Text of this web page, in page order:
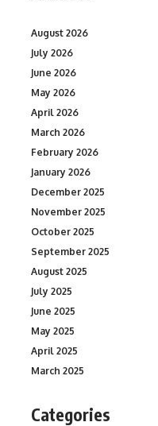
August 2026
July 2026
June 2026
May 2026
April 2026
March 2026
February 2026
January 2026
December 2025
November 2025
October 2025
September 2025
August 2025
July 2025
June 2025
May 2025
April 2025
March 2025
Categories